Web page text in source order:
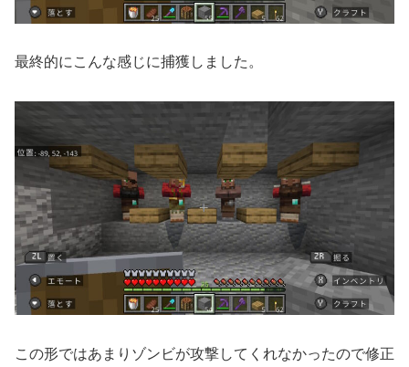
最終的にこんな感じに捕獲しました。
この形ではあまりゾンビが攻撃してくれなかったので修正